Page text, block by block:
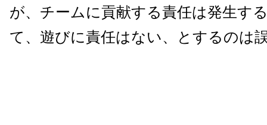
が、チームに貢献する責任は発生す
て、遊びに責任はない、とするのは